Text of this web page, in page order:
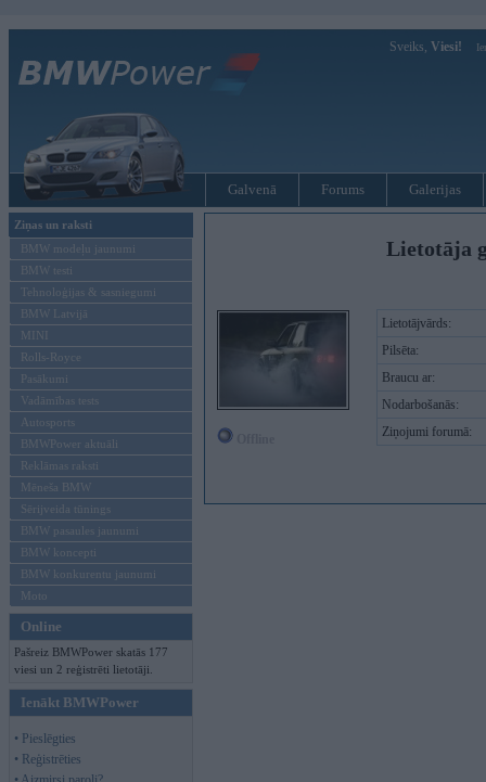
Sveiks, Viesi!
Galvenā Forums Galerijas
Ziņas un raksti
BMW modeļu jaunumi
BMW testi
Tehnoloģijas & sasniegumi
BMW Latvijā
MINI
Rolls-Royce
Pasākumi
Vadāmības tests
Autosports
BMWPower aktuāli
Reklāmas raksti
Mēneša BMW
Sērijveida tūnings
BMW pasaules jaunumi
BMW koncepti
BMW konkurentu jaunumi
Moto
Online
Pašreiz BMWPower skatās 177
viesi un 2 reģistrēti lietotāji.
Ienākt BMWPower
• Pieslēgties
• Reģistrēties
Lietotāja
Lietotājvārds:
Pilsēta:
Braucu ar:
Nodarbošanās:
Ziņojumi forumā: